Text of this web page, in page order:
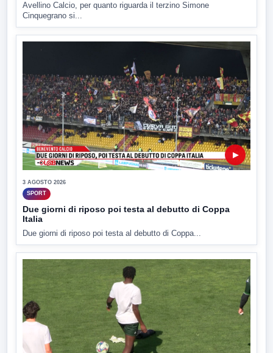
Avellino Calcio, per quanto riguarda il terzino Simone
Cinquegrano si...
▶
3 AGOSTO 2026
SPORT
Due giorni di riposo poi testa al debutto di Coppa
Italia
Due giorni di riposo poi testa al debutto di Coppa...